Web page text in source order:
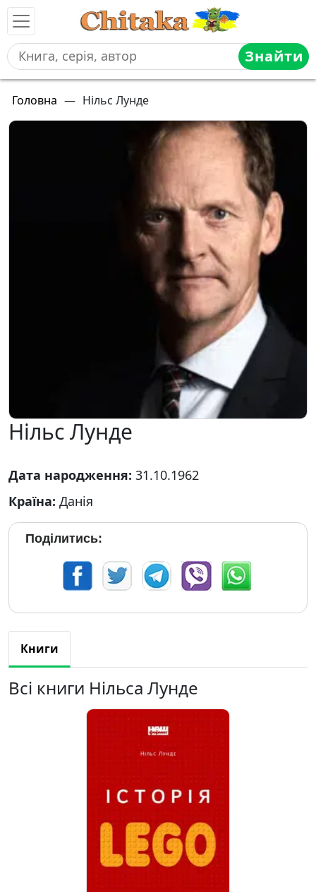
Знайти
Головна — Нільс Лунде
Нільс Лунде
Дата народження: 31.10.1962
Країна: Данія
Поділитись:
Книги
Всі книги Нільса Лунде